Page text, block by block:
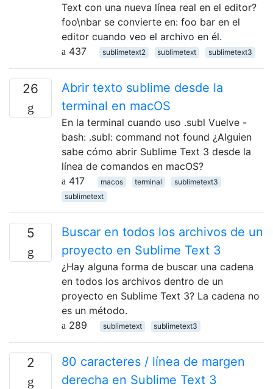
Text con una nueva línea real en el editor?
foo\nbar se convierte en: foo bar en el
editor cuando veo el archivo en él.
437
sublimetext2 sublimetext sublimetext3
26
Abrir texto sublime desde la
terminal en macOS
En la terminal cuando uso .subl Vuelve -
bash: .subl: command not found ¿Alguien
sabe cómo abrir Sublime Text 3 desde la
línea de comandos en macOS?
417
macos terminal
sublimetext3
sublimetext
5
Buscar en todos los archivos de un
proyecto en Sublime Text 3
¿Hay alguna forma de buscar una cadena
en todos los archivos dentro de un
proyecto en Sublime Text 3? La cadena no
es un método.
289
sublimetext sublimetext3
2
80 caracteres / línea de margen
derecha en Sublime Text 3